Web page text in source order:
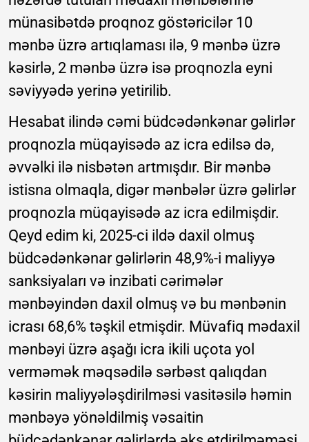
münasibətdə proqnoz göstəricilər 10
mənbə üzrə artıqlaması ilə, 9 mənbə üzrə
kəsirlə, 2 mənbə üzrə isə proqnozla eyni
səviyyədə yerinə yetirilib.
Hesabat ilində cəmi büdcədənkənar gəlirlər
proqnozla müqayisədə az icra edilsə də,
əvvəlki ilə nisbətən artmışdır. Bir mənbə
istisna olmaqla, digər mənbələr üzrə gəlirlər
proqnozla müqayisədə az icra edilmişdir.
Qeyd edim ki, 2025-ci ildə daxil olmuş
büdcədənkənar gəlirlərin 48,9%-i maliyyə
sanksiyaları və inzibati cərimələr
mənbəyindən daxil olmuş və bu mənbənin
icrası 68,6% təşkil etmişdir. Müvafiq mədaxil
mənbəyi üzrə aşağı icra ikili uçota yol
verməmək məqsədilə sərbəst qalıqdan
kəsirin maliyyələşdirilməsi vasitəsilə həmin
mənbəyə yönəldilmiş vəsaitin